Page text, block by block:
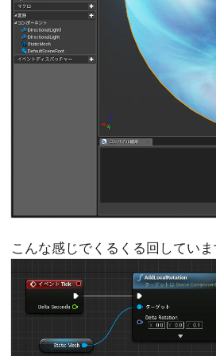
こんな感じでくるくる回してい